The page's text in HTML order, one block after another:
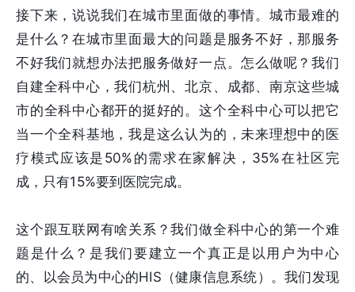
接下来，说说我们在城市里面做的事情。城市最难的
是什么？在城市里面最大的问题是服务不好，那服务
不好我们就想办法把服务做好一点。怎么做呢？我们
自建全科中心，我们杭州、北京、成都、南京这些城
市的全科中心都开的挺好的。这个全科中心可以把它
当一个全科基地，我是这么认为的，未来理想中的医
疗模式应该是50%的需求在家解决，35%在社区完
成，只有15%要到医院完成。
这个跟互联网有啥关系？我们做全科中心的第一个难
题是什么？是我们要建立一个真正是以用户为中心
的、以会员为中心的HIS（健康信息系统）。我们发现